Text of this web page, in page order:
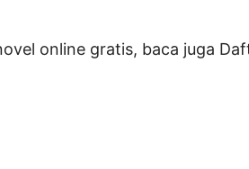
online gratis, baca juga